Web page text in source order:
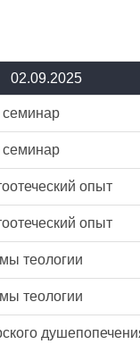
02.09.2025
семинар
семинар
опыт
опыт
теологии
теологии